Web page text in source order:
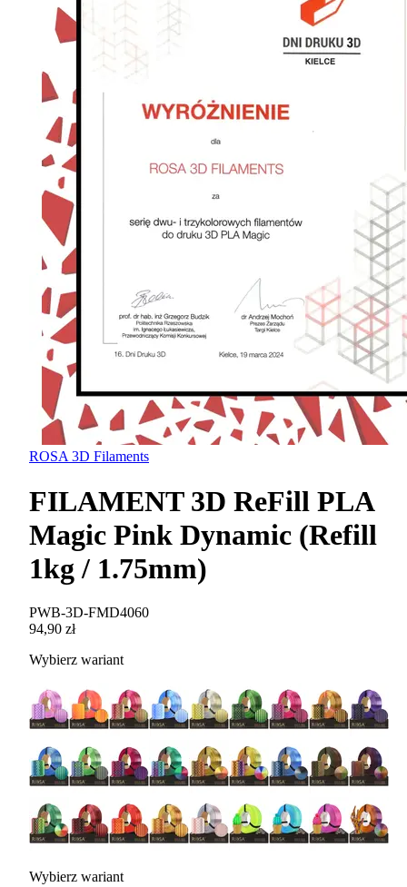
ROSA 3D Filaments
FILAMENT 3D ReFill PLA
Magic Pink Dynamic (Refill
1kg / 1.75mm)
PWB-3D-FMD4060
94,90 zł
Wybierz wariant
Wybierz wariant